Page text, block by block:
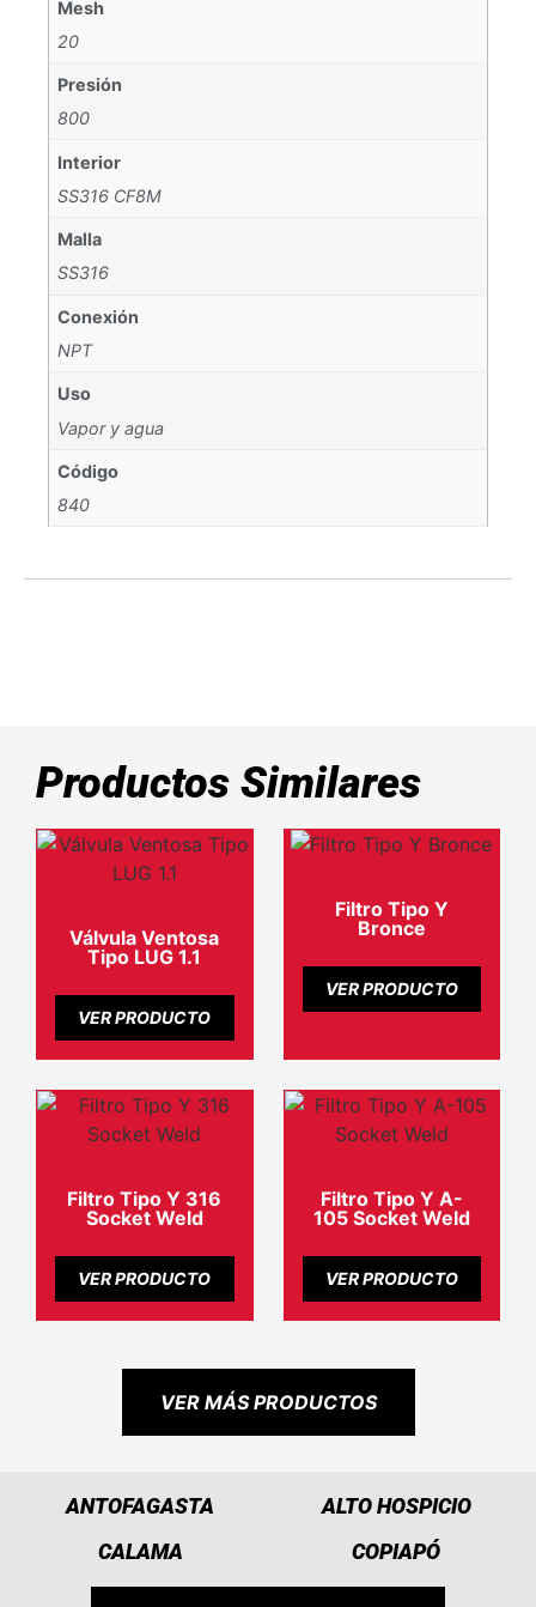
Mesh
20
Presión
800
Interior
SS316 CF8M
Malla
SS316
Conexión
NPT
Uso
Vapor y agua
Código
840
Productos Similares
Válvula Ventosa
Tipo LUG 1.1
VER PRODUCTO
Filtro Tipo Y
Bronce
VER PRODUCTO
Filtro Tipo Y 316
Socket Weld
VER PRODUCTO
Filtro Tipo Y A-
105 Socket Weld
VER PRODUCTO
VER MÁS PRODUCTOS
ANTOFAGASTA
ALTO HOSPICIO
CALAMA
COPIAPÓ